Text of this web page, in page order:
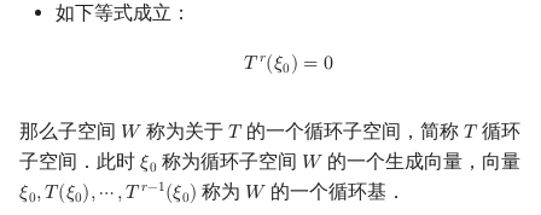
如下等式成立：
𝑇 𝑟(𝜉0) = 0
Tr(ξ0) =0
那么子空间 𝑊
W称为关于 𝑇
T 的一个循环子空间，简称𝑇
T 循环
子空间．此时 𝜉0
ξ0称为循环子空间 𝑊
W的一个生成向量，向量
𝜉0,𝑇 (𝜉0),⋯,𝑇 𝑟−1(𝜉0)
ξ0,T(ξ0),⋯,Tr−1 0) 称为 𝑊
W 的一个循环基．